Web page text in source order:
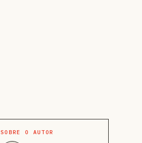
SOBRE O AUTOR